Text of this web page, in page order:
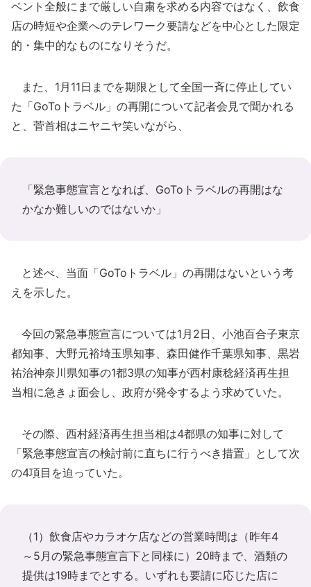
ベント全般にまで厳しい自粛を求める内容ではなく、飲食
店の時短や企業へのテレワーク要請などを中心とした限定
的・集中的なものになりそうだ。
また、1月11日までを期限として全国一斉に停止してい
た「GoToトラベル」の再開について記者会見で聞かれる
と、菅首相はニヤニヤ笑いながら、
「緊急事態宣言となれば、GoToトラベルの再開はな
かなか難しいのではないか」
と述べ、当面「GoToトラベル」の再開はないという考
えを示した。
今回の緊急事態宣言については1月2日、小池百合子東京
都知事、大野元裕埼玉県知事、森田健作千葉県知事、黒岩
祐治神奈川県知事の1都3県の知事が西村康稔経済再生担
当相に急きょ面会し、政府が発令するよう求めていた。
その際、西村経済再生担当相は4都県の知事に対して
「緊急事態宣言の検討前に直ちに行うべき措置」として次
の4項目を迫っていた。
（1）飲食店やカラオケ店などの営業時間は（昨年4
～5月の緊急事態宣言下と同様に）20時まで、酒類の
提供は19時までとする。いずれも要請に応じた店に